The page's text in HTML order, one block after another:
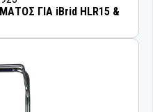
ΓΙΑ iBrid HLR15 &